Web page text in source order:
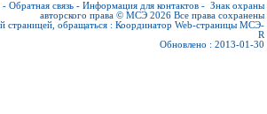
- Обратная связь - Информация для контактов - Знак охраны
авторского права © МСЭ 2026 Все права сохранены
страницей, обращаться : Координатор Web-страницы МСЭ-
R
Обновлено : 2013-01-30